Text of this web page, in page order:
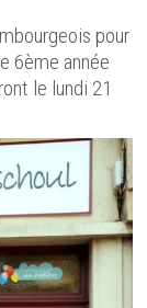
pour
6ème année
le lundi 21